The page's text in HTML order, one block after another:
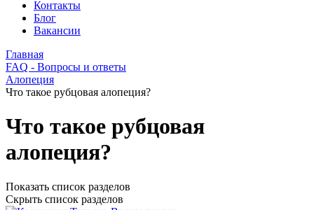
Контакты
Блог
Вакансии
Главная
FAQ - Вопросы и ответы
Алопеция
Что такое рубцовая алопеция?
Что такое рубцовая
алопеция?
Показать список разделов
Скрыть список разделов